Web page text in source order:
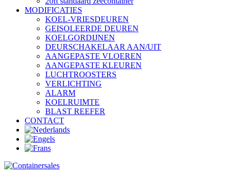
MODIFICATIES
KOEL-VRIESDEUREN
GEISOLEERDE DEUREN
KOELGORDIJNEN
DEURSCHAKELAAR AAN/UIT
AANGEPASTE VLOEREN
AANGEPASTE KLEUREN
LUCHTROOSTERS
VERLICHTING
ALARM
KOELRUIMTE
BLAST REEFER
CONTACT